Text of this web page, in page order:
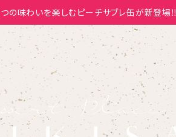
つの味わいを楽しむピーチサブレ缶が新登場‼